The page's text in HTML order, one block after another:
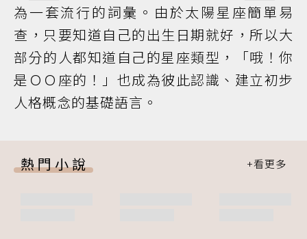
為一套流行的詞彙。由於太陽星座簡單易
查，只要知道自己的出生日期就好，所以大
部分的人都知道自己的星座類型，「哦！你
是ＯＯ座的！」也成為彼此認識、建立初步
人格概念的基礎語言。
熱門小說